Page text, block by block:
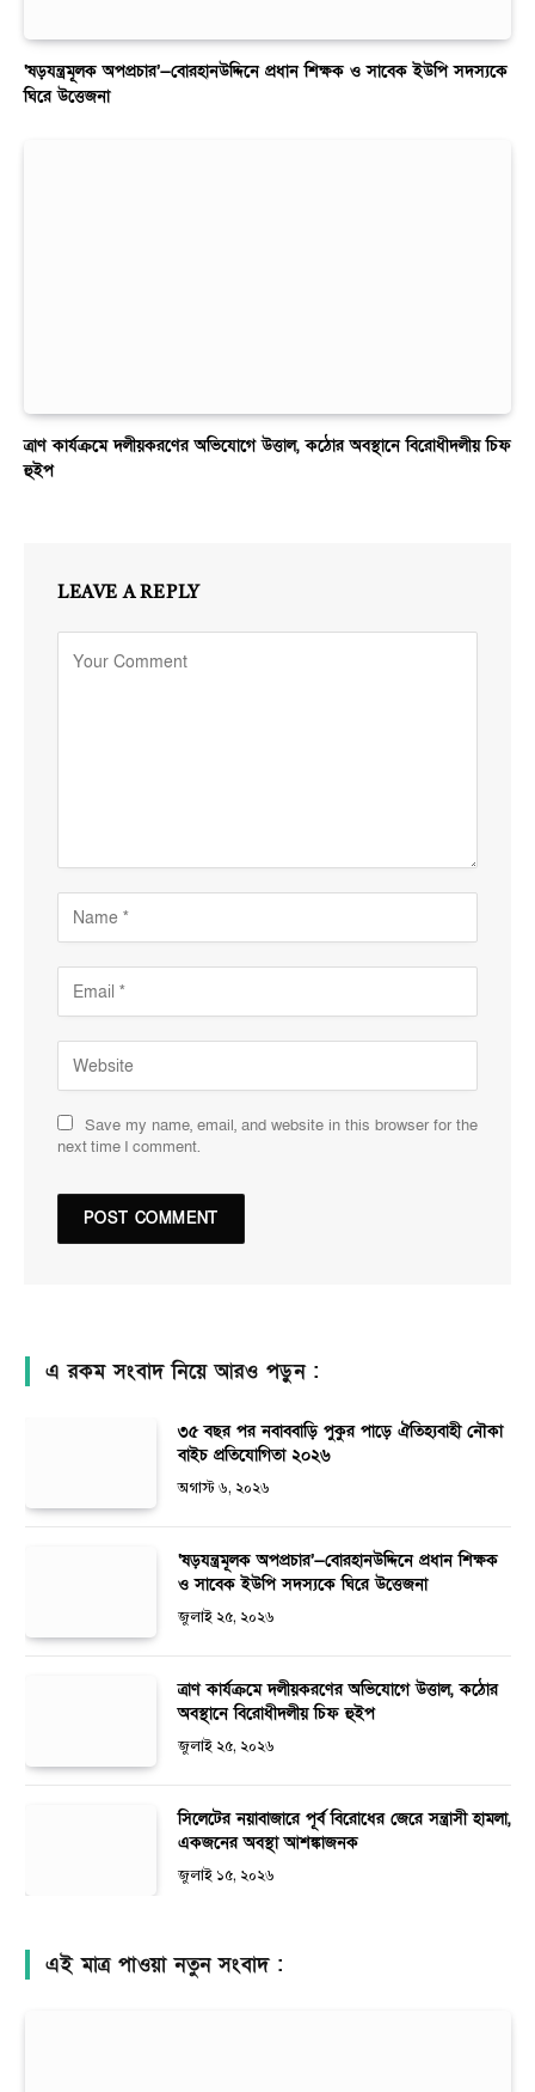
‘ষড়যন্ত্রমূলক অপপ্রচার’—বোরহানউদ্দিনে প্রধান শিক্ষক ও সাবেক ইউপি সদস্যকে
ঘিরে উত্তেজনা
ত্রাণ কার্যক্রমে দলীয়করণের অভিযোগে উত্তাল, কঠোর অবস্থানে বিরোধীদলীয় চিফ
হুইপ
LEAVE A REPLY
Save my name, email, and website in this browser for the
next time I comment.
এ রকম সংবাদ নিয়ে আরও পড়ুন :
৩৫ বছর পর নবাববাড়ি পুকুর পাড়ে ঐতিহ্যবাহী নৌকা
বাইচ প্রতিযোগিতা ২০২৬
অগাস্ট ৬, ২০২৬
‘ষড়যন্ত্রমূলক অপপ্রচার’—বোরহানউদ্দিনে প্রধান শিক্ষক
ও সাবেক ইউপি সদস্যকে ঘিরে উত্তেজনা
জুলাই ২৫, ২০২৬
ত্রাণ কার্যক্রমে দলীয়করণের অভিযোগে উত্তাল, কঠোর
অবস্থানে বিরোধীদলীয় চিফ হুইপ
জুলাই ২৫, ২০২৬
সিলেটের নয়াবাজারে পূর্ব বিরোধের জেরে সন্ত্রাসী হামলা,
একজনের অবস্থা আশঙ্কাজনক
জুলাই ১৫, ২০২৬
এই মাত্র পাওয়া নতুন সংবাদ :